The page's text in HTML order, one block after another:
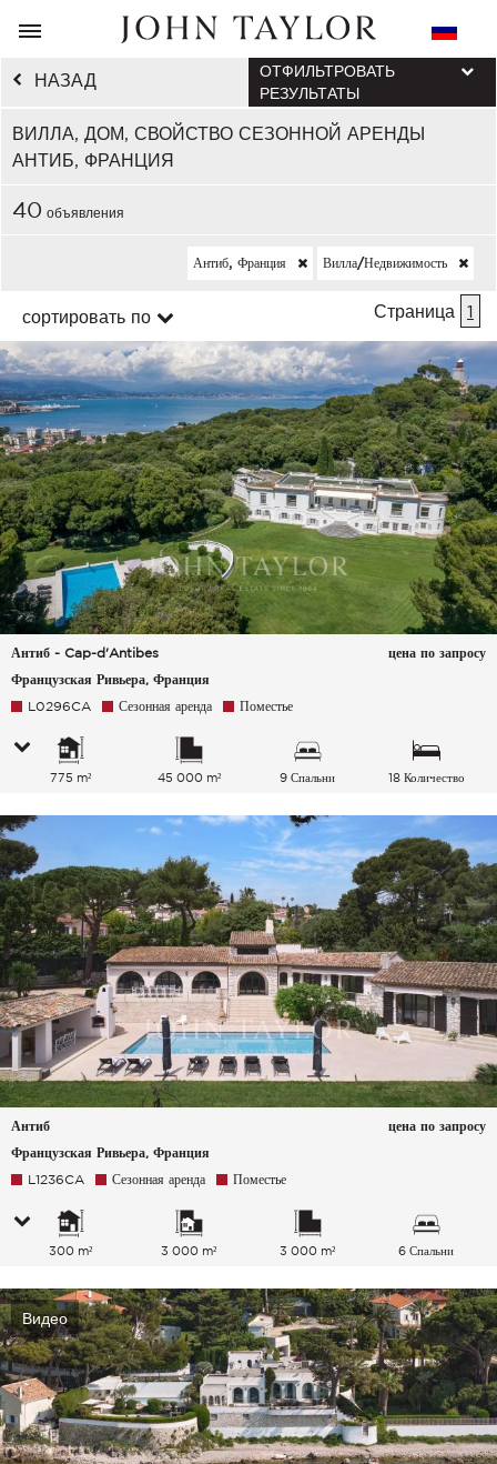
НАЗАД
ВИЛЛА, ДОМ, СВОЙСТВО СЕЗОННОЙ АРЕНДЫ
АНТИБ, ФРАНЦИЯ
ОТФИЛЬТРОВАТЬ
РЕЗУЛЬТАТЫ
40 объявления
Антиб, Франция Вилла/недвижимость
сортировать по Страница 1
Антиб - Cap-d'Antibes
Французская Ривьера, Франция
цена по запросу
L0296CA Сезонная аренда Поместье
775 m² 45 000 m² 9 Спальни
18 Количество
Антиб
Французская Ривьера, Франция
цена по запросу
L1236CA Сезонная аренда Поместье
300 m² 3 000 m² 3 000 m² 6 Спальни
Видео